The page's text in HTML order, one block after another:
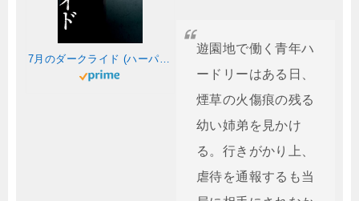
7月のダークライド (ハーパーＢＯＯＫＳ)
遊園地で働く青年ハ
ードリーはある日、
煙草の火傷痕の残る
幼い姉弟を見かけ
る。行きがかり上、
虐待を通報するも当